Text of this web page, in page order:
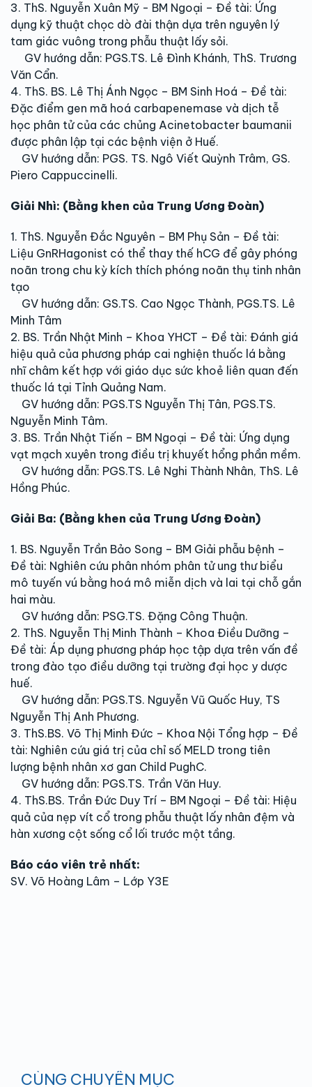
3. ThS. Nguyễn Xuân Mỹ - BM Ngoại – Đề tài: Ứng
dụng kỹ thuật chọc dò đài thận dựa trên nguyên lý
tam giác vuông trong phẫu thuật lấy sỏi.
GV hướng dẫn: PGS.TS. Lê Đình Khánh, ThS. Trương
Văn Cẩn.
4. ThS. BS. Lê Thị Ánh Ngọc – BM Sinh Hoá – Đề tài:
Đặc điểm gen mã hoá carbapenemase và dịch tễ
học phân tử của các chủng Acinetobacter baumanii
được phân lập tại các bệnh viện ở Huế.
GV hướng dẫn: PGS. TS. Ngô Viết Quỳnh Trâm, GS.
Piero Cappuccinelli.
Giải Nhì: (Bằng khen của Trung Ương Đoàn)
1. ThS. Nguyễn Đắc Nguyên – BM Phụ Sản – Đề tài:
Liệu GnRHagonist có thể thay thế hCG để gây phóng
noãn trong chu kỳ kích thích phóng noãn thụ tinh nhân
tạo
GV hướng dẫn: GS.TS. Cao Ngọc Thành, PGS.TS. Lê
Minh Tâm
2. BS. Trần Nhật Minh – Khoa YHCT – Đề tài: Đánh giá
hiệu quả của phương pháp cai nghiện thuốc lá bằng
nhĩ châm kết hợp với giáo dục sức khoẻ liên quan đến
thuốc lá tại Tỉnh Quảng Nam.
GV hướng dẫn: PGS.TS Nguyễn Thị Tân, PGS.TS.
Nguyễn Minh Tâm.
3. BS. Trần Nhật Tiến – BM Ngoại – Đề tài: Ứng dụng
vạt mạch xuyên trong điều trị khuyết hổng phần mềm.
GV hướng dẫn: PGS.TS. Lê Nghi Thành Nhân, ThS. Lê
Hồng Phúc.
Giải Ba: (Bằng khen của Trung Ương Đoàn)
1. BS. Nguyễn Trần Bảo Song – BM Giải phẫu bệnh –
Đề tài: Nghiên cứu phân nhóm phân tử ung thư biểu
mô tuyến vú bằng hoá mô miễn dịch và lai tại chỗ gắn
hai màu.
GV hướng dẫn: PSG.TS. Đặng Công Thuận.
2. ThS. Nguyễn Thị Minh Thành – Khoa Điều Dưỡng –
Đề tài: Áp dụng phương pháp học tập dựa trên vấn đề
trong đào tạo điều dưỡng tại trường đại học y dược
huế.
GV hướng dẫn: PGS.TS. Nguyễn Vũ Quốc Huy, TS
Nguyễn Thị Anh Phương.
3. ThS.BS. Võ Thị Minh Đức – Khoa Nội Tổng hợp – Đề
tài: Nghiên cứu giá trị của chỉ số MELD trong tiên
lượng bệnh nhân xơ gan Child PughC.
GV hướng dẫn: PGS.TS. Trần Văn Huy.
4. ThS.BS. Trần Đức Duy Trí – BM Ngoại – Đề tài: Hiệu
quả của nẹp vít cổ trong phẫu thuật lấy nhân đệm và
hàn xương cột sống cổ lối trước một tầng.
Báo cáo viên trẻ nhất:
SV. Võ Hoàng Lâm – Lớp Y3E
CÙNG CHUYÊN MỤC